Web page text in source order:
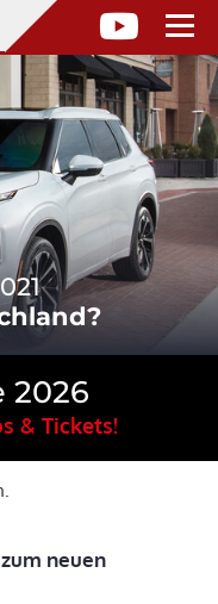
2026
& Tickets!
neuen